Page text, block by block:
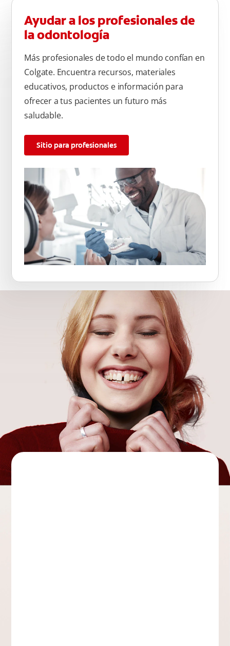
Ayudar a los profesionales de
la odontología
Más profesionales de todo el mundo confían en
Colgate. Encuentra recursos, materiales
educativos, productos e información para
ofrecer a tus pacientes un futuro más
saludable.
Sitio para profesionales